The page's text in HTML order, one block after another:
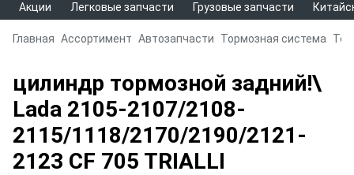
Акции Легковые запчасти Грузовые запчасти
Главная Ассортимент Автозапчасти Тормозная система
цилиндр тормозной задний!\
Lada 2105-2107/2108-
2115/1118/2170/2190/2121-
2123 CF 705 TRIALLI